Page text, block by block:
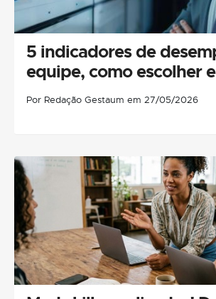
5 indicadores de
equipe, como escolher
Por Redação Gestaum em 27/05/2026